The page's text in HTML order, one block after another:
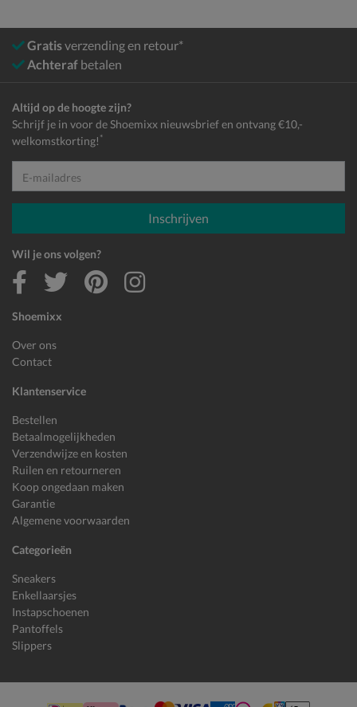
Gratisverzending en retour*
Achteraf betalen
Shoemixx
Over ons
Contact
Klantenservice
Bestellen
Betaalmogelijkheden
Verzendwijze en kosten
Ruilen en retourneren
Koop ongedaan maken
Garantie
Algemene voorwaarden
Categorieën
Sneakers
Enkellaarsjes
Instapschoenen
Pantoffels
Slippers
Altijd op de hoogte zijn?
Schrijf je in voor de Shoemixx nieuwsbrief en ontvang €10,-
welkomstkorting! *
E-mailadres
Inschrijven
Wil je ons volgen?